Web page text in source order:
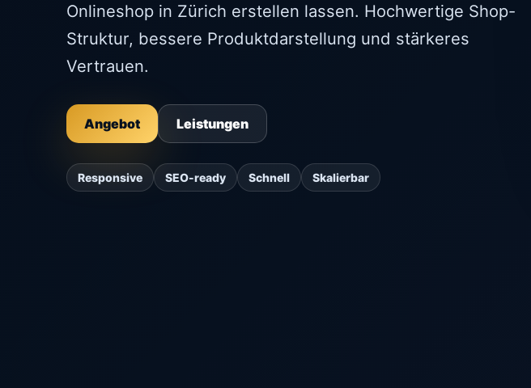
Onlineshop in Zürich erstellen lassen. Hochwertige Shop-
Struktur, bessere Produktdarstellung und stärkeres
Vertrauen.
Angebot Leistungen
Responsive SEO-ready Schnell Skalierbar